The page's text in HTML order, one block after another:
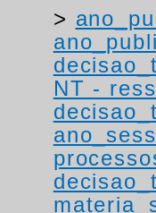
>
NT -